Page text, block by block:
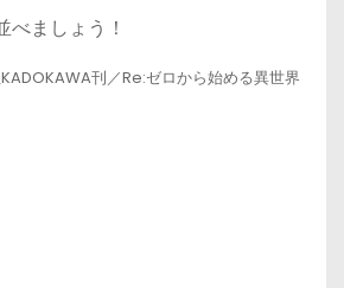
ましょう！
刊／Re:ゼロから始める異世界